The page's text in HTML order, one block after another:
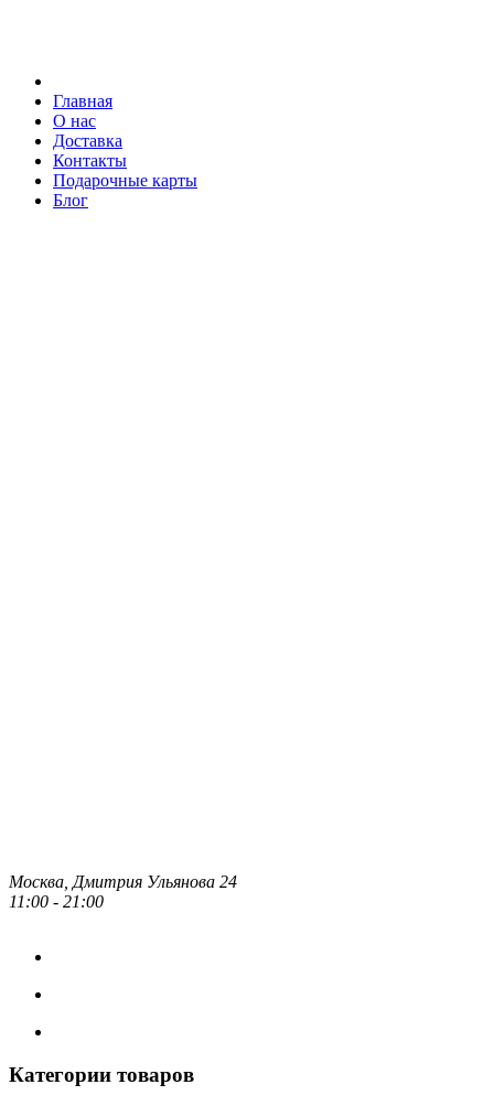
Главная
О нас
Доставка
Контакты
Подарочные карты
Блог
Москва, Дмитрия Ульянова 24
11:00 - 21:00
Категории товаров